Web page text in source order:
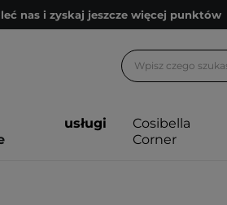
nas i zyskaj jeszcze więcej punktów
konsultacje kosmetologiczne
nas i zyskaj jeszcze więcej punktów
usługi
Cosibella
Corner